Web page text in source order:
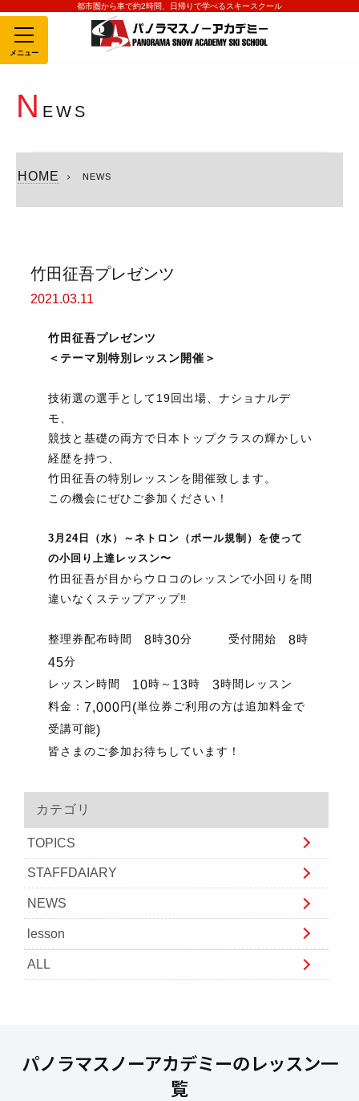
都市圏から車で約2時間、日帰りで学べるスキースクール
MENU
N EWS
HOME NEWS
竹田征吾プレゼンツ
2021.03.11
竹田征吾プレゼンツ
＜テーマ別特別レッスン開催＞
技術選の選手として19回出場、ナショナルデ
モ、
競技と基礎の両方で日本トップクラスの輝かしい
経歴を持つ、
竹田征吾の特別レッスンを開催致します。
この機会にぜひご参加ください！
3月24日（水）～ネトロン（ポール規制）を使って
の小回り上達レッスン〜
竹田征吾が目からウロコのレッスンで小回りを間
違いなくステップアップ‼
整理券配布時間8時30分 受付開始8時
45分
レッスン時間 10時～ 13時 3時間レッスン
料金：7,000円 (単位券ご利用の方は追加料金で
受講可能)
皆さまのご参加お待ちしています！
カテゴリ
TOPICS
STAFFDAIARY
NEWS
lesson
ALL
パノラマスノーアカデミーのレッスン一
覧